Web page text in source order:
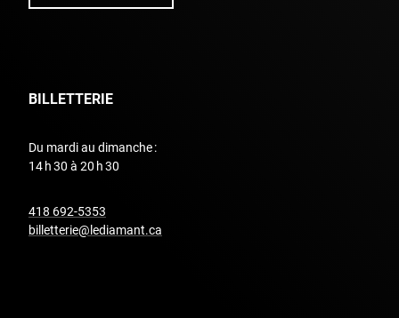
BILLETTERIE
Du mardi au dimanche :
14 h 30 à 20 h 30
418 692-5353
billetterie@lediamant.ca